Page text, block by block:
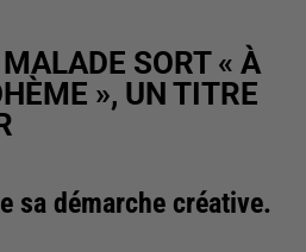
SORT « À
», UN TITRE
sa démarche créative.